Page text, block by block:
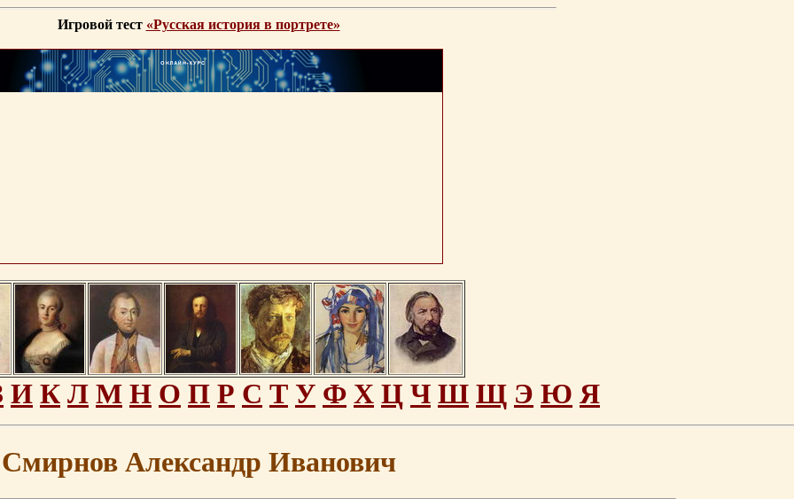
Игровой тест «Русская история в портрете»
И К Л М Н О П Р С Т У Ф Х Ц Ч Ш Щ Э Ю Я
Смирнов Александр Иванович